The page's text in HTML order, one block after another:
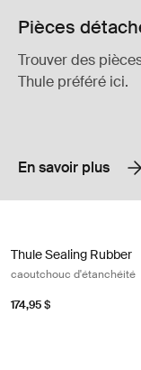
Pièces
Trouver des
Thule préféré ici.
En savoir plus
Thule Sealing Rubber
caoutchouc d'étanchéité
174,95 $